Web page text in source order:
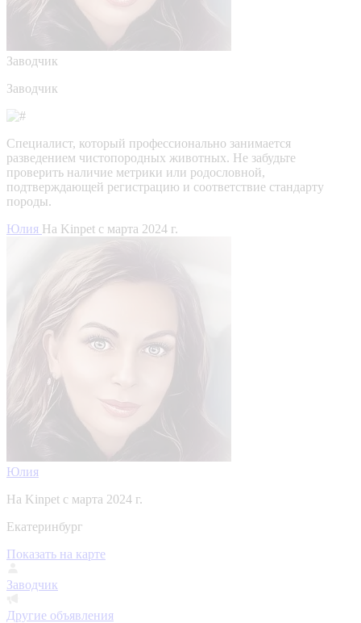
Заводчик
Заводчик
Специалист, который профессионально занимается
разведением чистопородных животных. Не забудьте
проверить наличие метрики или родословной,
подтверждающей регистрацию и соответствие стандарту
породы.
Юлия На Kinpet c марта 2024 г.
Юлия
На Kinpet c марта 2024 г.
Екатеринбург
Показать на карте
Заводчик
Другие объявления